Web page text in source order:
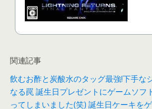
関連記事
飲むお酢と炭酸水のタッグ最強!下手な
なる罠誕生日プレゼントにゲームソフ
ってしまいました(笑) 誕生日ケーキを